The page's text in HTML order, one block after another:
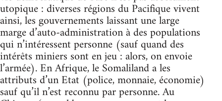
utopique : diverses régions du Pacifique vivent
ainsi, les gouvernements laissant une large
marge d’auto-administration à des populations
qui n’intéressent personne (sauf quand des
intérêts miniers sont en jeu : alors, on envoie
l’armée). En Afrique, le Somaliland a les
attributs d’un Etat (police, monnaie, économie)
sauf qu’il n’est reconnu par personne. Au